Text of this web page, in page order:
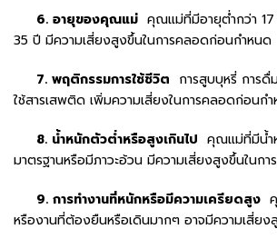
6. อายุของคุณแม่ คุณแม่ที่มีอายุต่ำกว่า
35 ปี มีความเสี่ยงสูงขึ้นในการคลอดก่อนกำหนด
7. พฤติกรรมการใช้ชีวิต การสูบบุหรี่ การ
ใช้สารเสพติด เพิ่มความเสี่ยงในการคลอดก่อนก
8. น้ำหนักตัวต่ำหรือสูงเกินไป คุณแม่ที่มีน้ำ
มาตรฐานหรือมีภาวะอ้วน มีความเสี่ยงสูงขึ้นในก
9. การทำงานที่หนักหรือมีความเครียดสูง
หรืองานที่ต้องยืนหรือเดินมากๆ อาจมีความเสี่ยง